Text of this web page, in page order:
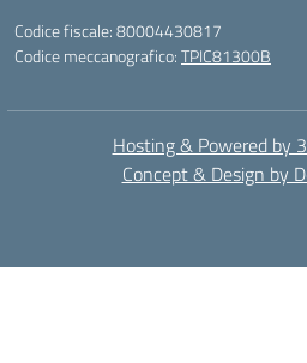
Codice fiscale: 80004430817
Codice meccanografico:TPIC81300B
Hosting & Powered by
Concept & Design by